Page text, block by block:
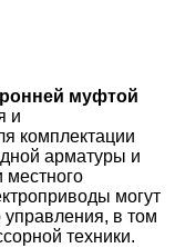
муфтой
и
комплектации
арматуры и
местного
могут
управления, в том
техники.